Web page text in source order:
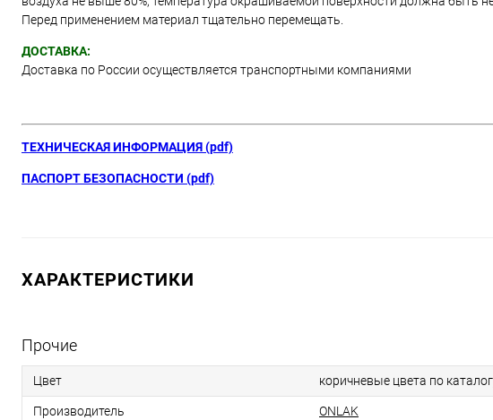
Перед применением материал тщательно перемещать.
ДОСТАВКА:
Доставка по России осуществляется транспортными компаниями
ТЕХНИЧЕСКАЯ ИНФОРМАЦИЯ (pdf)
ПАСПОРТ БЕЗОПАСНОСТИ (pdf)
ХАРАКТЕРИСТИКИ
Прочие
Цвет коричневые цвета по
Производитель ONLAK